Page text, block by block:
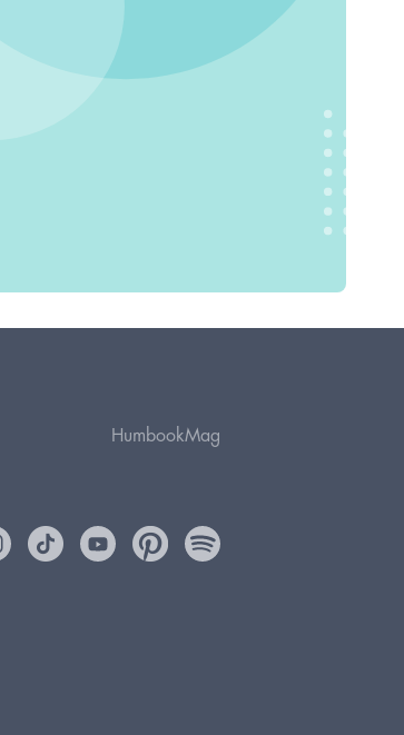
HumbookMag